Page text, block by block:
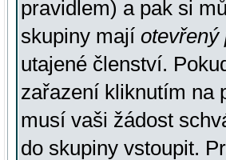
pravidlem) a pak si
skupiny mají otevřený
utajené členství.
zařazení kliknutím na
musí vaši žádost
do skupiny vstoupit.